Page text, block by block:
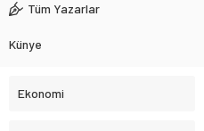
Tüm Yazarlar
Künye
Ekonomi